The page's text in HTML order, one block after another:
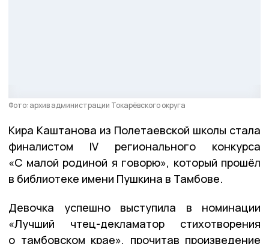
Фото: архив администрации Токарёвского округа
Кира Каштанова из Полетаевской школы стала
финалистом lV регионального конкурса
«С малой родиной я говорю», который прошёл
в библиотеке имени Пушкина в Тамбове.
Девочка успешно выступила в номинации
«Лучший чтец-декламатор стихотворения
о тамбовском крае», прочитав произведение